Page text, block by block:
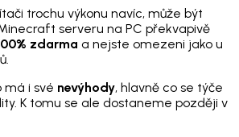
trochu výkonu navíc, může být
serveru na PC překvapivě
zdarma a nejste omezeni jako u
má i své nevýhody, hlavně co se týče
K tomu se ale dostaneme později v